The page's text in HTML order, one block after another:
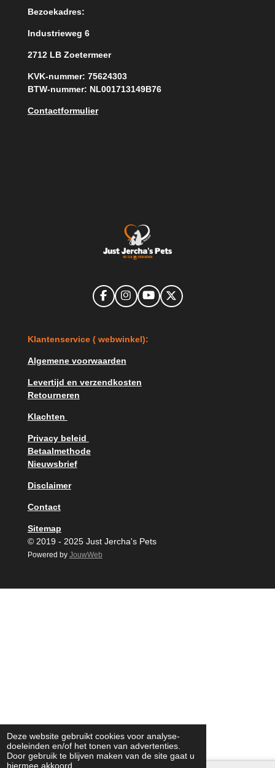
Deze website gebruikt cookies voor analyse-
doeleinden en/of het tonen van advertenties.
Door gebruik te blijven maken van de site gaat u
hiermee akkoord.
Bezoekadres:
Industrieweg 6
2712 LB Zoetermeer
KVK-nummer: 75624303
BTW-nummer: NL001713149B76
Contactformulier
F
a
b
o
I
n
a
r
m
Y
o
u
X
Klantenservice ( webwinkel):
Algemene voorwaarden
Levertijd en verzendkosten
Retourneren
Klachten
Privacy beleid
Betaalmethode
Nieuwsbrief
Disclaimer
Contact
Sitemap
© 2019 - 2025 Just Jercha's Pets
Powered by JouwWeb